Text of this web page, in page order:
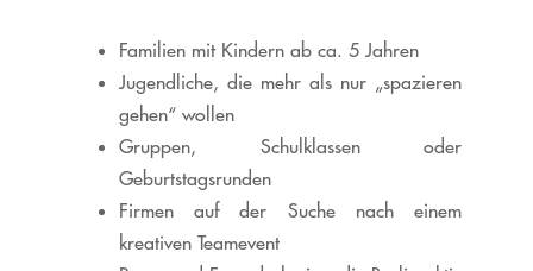
Familien mit Kindern ab ca. 5 Jahren
Jugendliche, die mehr als nur „spazieren
gehen“ wollen
Gruppen, Schulklassen oder
Geburtstagsrunden
Firmen auf der Suche nach einem
kreativen Teamevent